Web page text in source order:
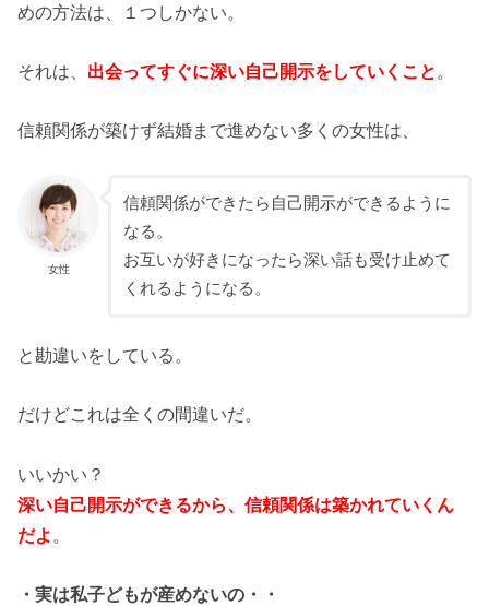
めの方法は、１つしかない。
それは、 出会ってすぐに深い自己開示をしていくこと 。
信頼関係が築けず結婚まで進めない多くの女性は、
女性
信頼関係ができたら自己開示ができるように
なる。
お互いが好きになったら深い話も受け止めて
くれるようになる。
と勘違いをしている。
だけどこれは全くの間違いだ。
いいかい？
深い自己開示ができるから、信頼関係は築かれていくん
だよ 。
・実は私子どもが産めないの・・